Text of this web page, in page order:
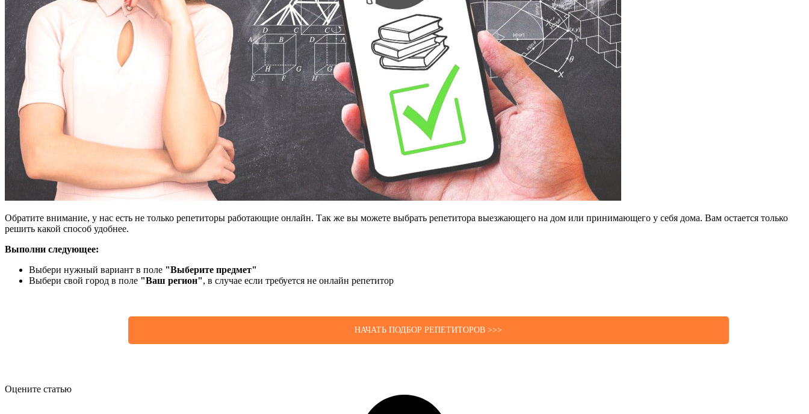
Обратите внимание, у нас есть не только репетиторы работающие онлайн. Так же вы можете выбрать репетитора выезжающего на дом или принимающего у себя дома. Вам остается только
решить какой способ удобнее.
Выполни следующее:
Выбери нужный вариант в поле "Выберите предмет"
Выбери свой город в поле "Ваш регион", в случае если требуется не онлайн репетитор
НАЧАТЬ ПОДБОР РЕПЕТИТОРОВ >>>
Оцените статью